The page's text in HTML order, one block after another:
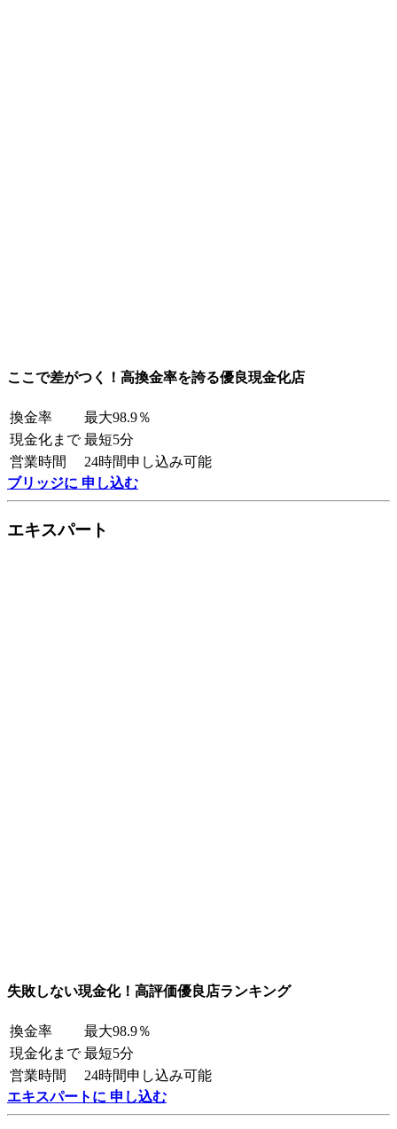
ここで差がつく！高換金率を誇る優良現金化店
換金率
最大98.9％
現金化まで 最短5分
営業時間
24時間申し込み可能
ブリッジに 申し込む
エキスパート
失敗しない現金化！高評価優良店ランキング
換金率
最大98.9％
現金化まで 最短5分
営業時間
24時間申し込み可能
エキスパートに 申し込む